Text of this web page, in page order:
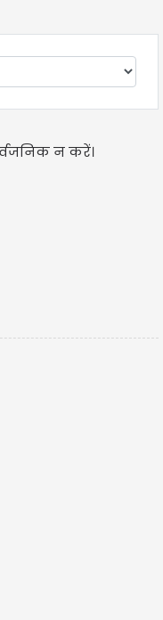
न करें।